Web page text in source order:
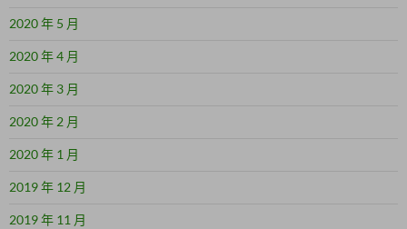
2020 年 5 月
2020 年 4 月
2020 年 3 月
2020 年 2 月
2020 年 1 月
2019 年 12 月
2019 年 11 月